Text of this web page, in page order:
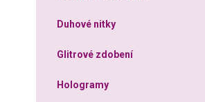
Duhové nitky
Glitrové zdobení
Hologramy